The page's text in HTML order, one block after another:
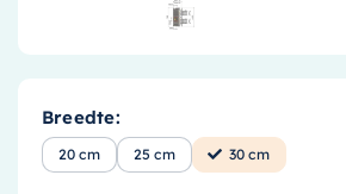
Breedte:
20 cm 25 cm 30 cm